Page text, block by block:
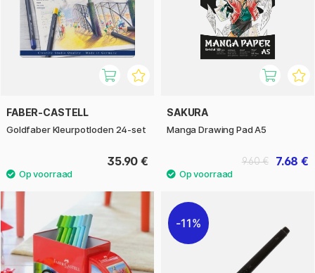
FABER-CASTELL
Goldfaber Kleurpotloden 24-set
35.90 €
SAKURA
Manga Drawing Pad A5
7.68 €
9.60 €
11%